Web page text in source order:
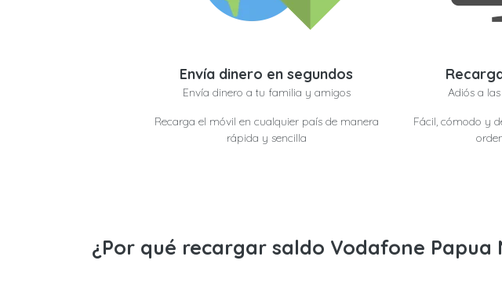
Envía dinero en segundos
Envía dinero a tu familia y amigos
Recarga el móvil en cualquier país de manera
rápida y sencilla
Adiós a
Fácil, cómodo y
¿Por qué recargar saldo Vodafone Papua